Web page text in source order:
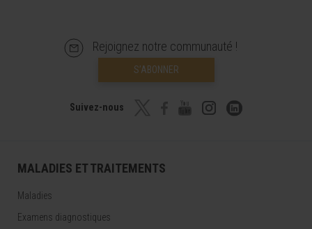
Rejoignez notre communauté !
S’ABONNER
Suivez-nous
MALADIES ET TRAITEMENTS
Maladies
Examens diagnostiques